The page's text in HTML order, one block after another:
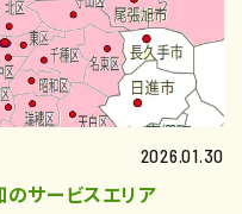
2026.01.30
サービスエリア